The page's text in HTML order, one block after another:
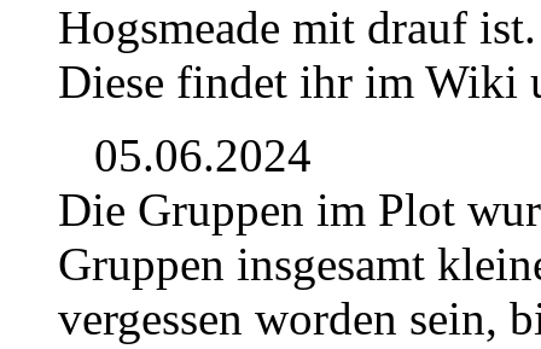
Hogsmeade mit drauf
Diese findet ihr im Wiki
05.06.2024
Die Gruppen im Plot
Gruppen insgesamt
vergessen worden sein,